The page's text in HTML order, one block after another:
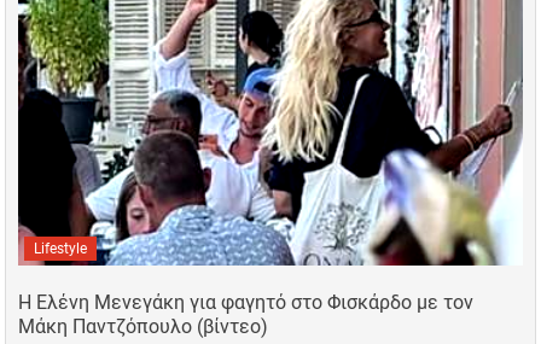
Lifestyle
Η Ελένη Μενεγάκη για φαγητό στο Φισκάρδο με τον
Μάκη Παντζόπουλο (βίντεο)